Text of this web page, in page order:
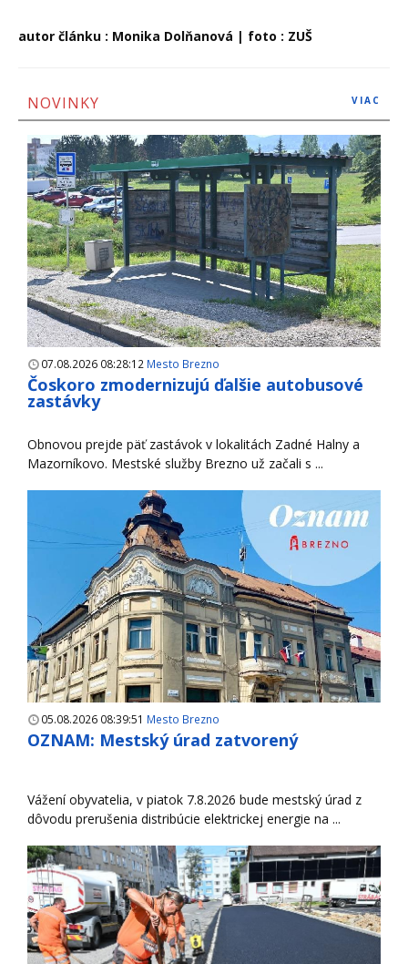
autor článku : Monika Dolňanová | foto : ZUŠ
NOVINKY VIAC
07.08.2026 08:28:12 Mesto Brezno
Čoskoro zmodernizujú ďalšie autobusové
zastávky
Obnovou prejde päť zastávok v lokalitách Zadné Halny a
Mazorníkovo. Mestské služby Brezno už začali s ...
05.08.2026 08:39:51 Mesto Brezno
OZNAM: Mestský úrad zatvorený
Vážení obyvatelia, v piatok 7.8.2026 bude mestský úrad z
dôvodu prerušenia distribúcie elektrickej energie na ...